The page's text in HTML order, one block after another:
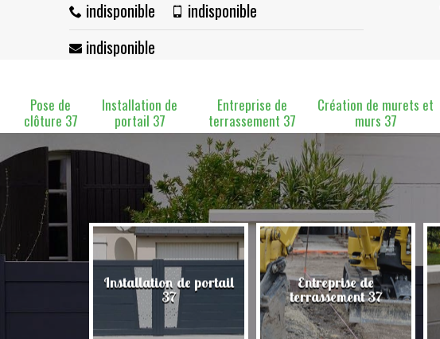
indisponible
indisponible
indisponible
Pose de
clôture 37
Installation de
portail 37
Entreprise de
terrassement 37
Création de murets et
murs 37
Installation de portail
37
Entreprise de
terrassement 37